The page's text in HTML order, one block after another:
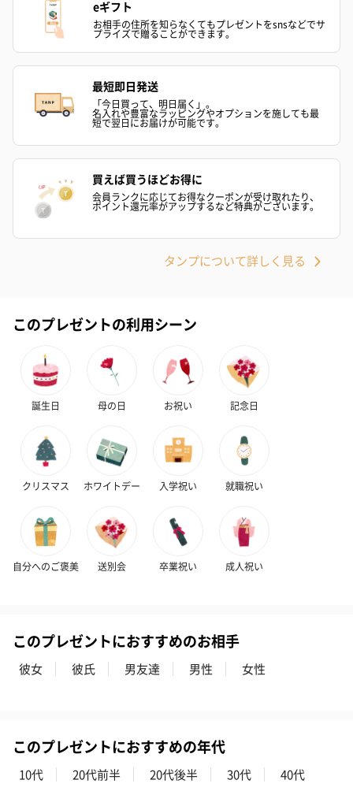
リラックスグッズを同梱してお届けします。
かき氷入浴剤4点セット
（ブルー）（748円）
かき氷入浴剤4点セット
（イエロー）（748円）
バスフラワー
円）
の＋αにおすすめです。
花束ハンドタオル（ピ
ンク）（1,760円）
花束ハンドタオル（ブ
ルー）（1,760円）
キャンドル・お香
フラッグカプセル：イ
ンセンススティック
（END）（880円）
フラッグカプセル：イ
ンセンススティック
（St.OSMANTHUS）
（880円）
eギフト
お相手の住所を知らなくてもプレゼントをsnsなどでサ
プライズで贈ることができます。
最短即日発送
「今日買って、明日届く」。
名入れや豊富なラッピングやオプションを施しても最
短で翌日にお届けが可能です。
買えば買うほどお得に
会員ランクに応じてお得なクーポンが受け取れたり、
ポイント還元率がアップするなど特典がございます。
タンプについて詳しく見る
このプレゼントの利用シーン
誕生日 母の日 お祝い 記念日
クリスマス ホワイトデー 入学祝い 就職祝い
自分へのご褒美 送別会 卒業祝い 成人祝い
このプレゼントにおすすめのお相手
彼女 彼氏 男友達 男性 女性
このプレゼントにおすすめの年代
10代 20代前半 20代後半 30代 40代